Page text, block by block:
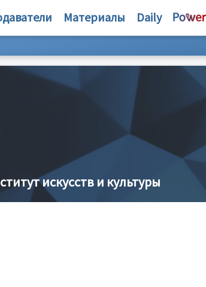
Материалы Daily
искусств и культуры